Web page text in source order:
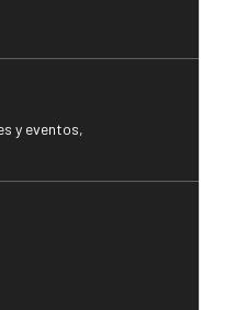
y eventos,